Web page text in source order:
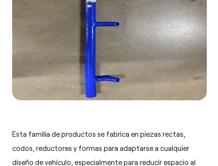
Esta familia de productos se fabrica en piezas rectas,
codos, reductores y formas para adaptarse a cualquier
diseño de vehículo, especialmente para reducir espacio al